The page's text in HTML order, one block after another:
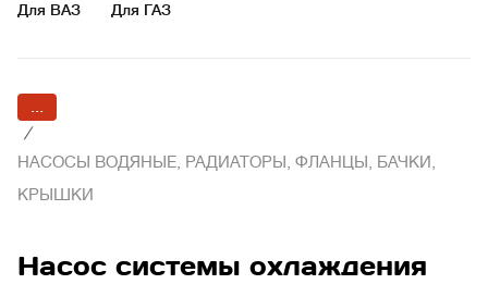
Для ВАЗ
Для ГАЗ
...
/
НАСОСЫ ВОДЯНЫЕ, РАДИАТОРЫ, ФЛАНЦЫ, БАЧКИ,
КРЫШКИ
Насос системы охлаждения